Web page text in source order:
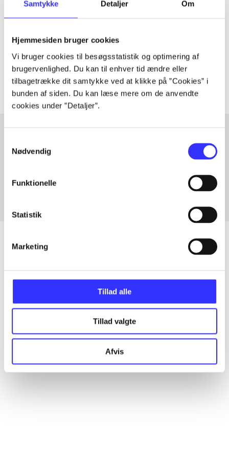
Samtykke Detaljer Om
Hjemmesiden bruger cookies
Vi bruger cookies til besøgsstatistik og optimering af
brugervenlighed. Du kan til enhver tid ændre eller
tilbagetrække dit samtykke ved at klikke på ”Cookies” i
bunden af siden. Du kan læse mere om de anvendte
cookies under ”Detaljer”.
Nødvendig
Funktionelle
Statistik
Marketing
Tillad alle
Tillad valgte
Afvis
Artiklen er en del af
lorem ipsum dolor sit amet ...
Artiklerne i handler ofte om
Artikler med samme emner